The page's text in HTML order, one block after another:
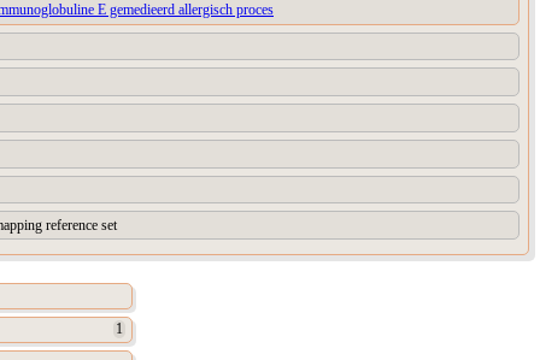
E gemedieerd allergisch proces
reference set
1